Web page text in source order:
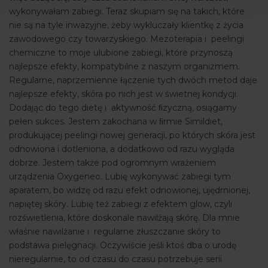
wykonywałam zabiegi. Teraz skupiam się na takich, które
nie są na tyle inwazyjne, żeby wykluczały klientkę z życia
zawodowego czy towarzyskiego. Mezoterapia i peelingi
chemiczne to moje ulubione zabiegi, które przynoszą
najlepsze efekty, kompatybilne z naszym organizmem.
Regularne, naprzemienne łączenie tych dwóch metod daje
najlepsze efekty, skóra po nich jest w świetnej kondycji.
Dodając do tego dietę i aktywność ﬁzyczną, osiągamy
pełen sukces. Jestem zakochana w ﬁrmie Simildiet,
produkującej peelingi nowej generacji, po których skóra jest
odnowiona i dotleniona, a dodatkowo od razu wygląda
dobrze. Jestem także pod ogromnym wrażeniem
urządzenia Oxygeneo. Lubię wykonywać zabiegi tym
aparatem, bo widzę od razu efekt odnowionej, ujędrnionej,
napiętej skóry. Lubię też zabiegi z efektem glow, czyli
rozświetlenia, które doskonale nawilżają skórę. Dla mnie
właśnie nawilżanie i regularne złuszczanie skóry to
podstawa pielęgnacji. Oczywiście jeśli ktoś dba o urodę
nieregularnie, to od czasu do czasu potrzebuje serii